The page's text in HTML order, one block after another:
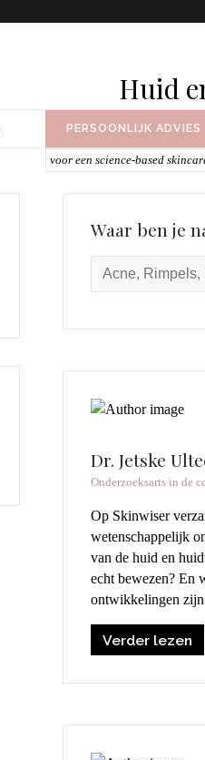
Huid
PERSOONLIJK ADVIES
Waar ben je
Dr. Jetske
Onderzoeksarts in de
Op Skinwiser
wetenschappelijk
van de huid en
echt bewezen? En
ontwikkelingen zijn
Verder lezen